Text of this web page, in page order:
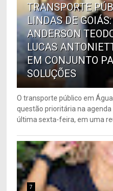
TRANSPORTE
LINDAS DE
ANDERSON
LUCAS
EM CONJUNTO
SOLUÇÕES
O transporte público em
questão prioritária na
última sexta-feira, em uma
7